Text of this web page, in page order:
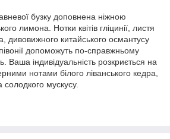
бузку доповнена ніжною
лимона. Нотки квітів гліцинії, листя
дивовижного китайського османтусу
допоможуть по-справжньому
Ваша індивідуальність розкриється на
нотами білого ліванського кедра,
солодкого мускусу.